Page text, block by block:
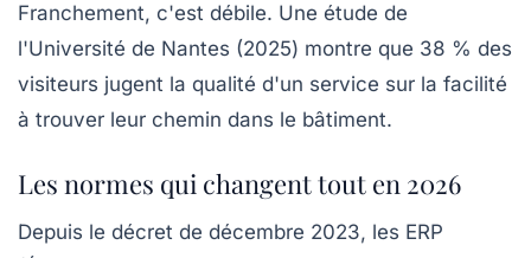
Franchement, c'est débile. Une étude de
l'Université de Nantes (2025) montre que 38 % des
visiteurs jugent la qualité d'un service sur la facilité
à trouver leur chemin dans le bâtiment.
Les normes qui changent tout en 2026
Depuis le décret de décembre 2023, les ERP